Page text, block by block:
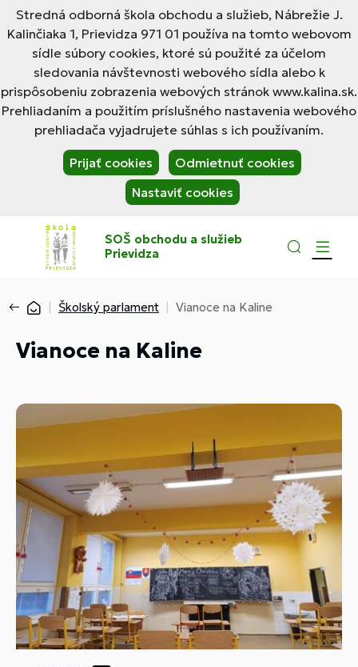
Stredná odborná škola obchodu a služieb, Nábrežie J.
Kalinčiaka 1, Prievidza 971 01 používa na tomto webovom
sídle súbory cookies, ktoré sú použité za účelom
sledovania návštevnosti webového sídla alebo k
prispôsobeniu zobrazenia webových stránok www.kalina.sk.
Prehliadaním a použitím príslušného nastavenia webového
prehliadača vyjadrujete súhlas s ich používaním.
Prijať cookies
Odmietnuť cookies
Nastaviť cookies
SOŠ obchodu a služieb
Prievidza
Školský parlament Vianoce na Kaline
Vianoce na Kaline